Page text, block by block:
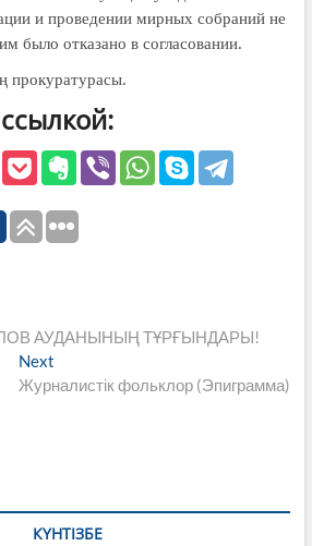
и про­ведении мирных собраний не
было отказа­но в согласовании.
прокуратурасы.
АУДАНЫНЫҢ ТҰРҒЫНДАРЫ!
Next
post:
Журналистік фольклор (Эпиграмма)
КҮНТІЗБЕ